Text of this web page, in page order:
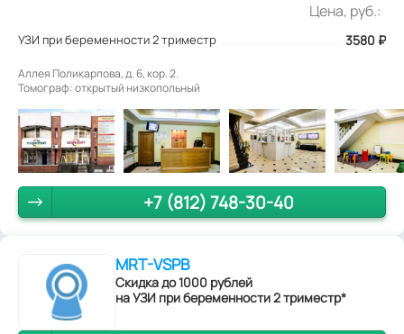
Цена, руб.:
УЗИ при беременности 2 триместр 3580 ₽
Аллея Поликарпова, д. 6, кор. 2.
Томограф: открытый низкопольный
+7 (812) 748-30-40
MRT-VSPB
Скидка до 1000 рублей
на УЗИ при беременности 2 триместр*